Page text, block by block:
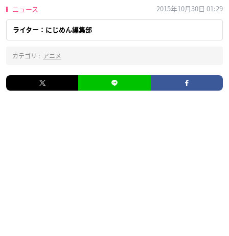
ニュース 2015年10月30日 01:29
ライター：にじめん編集部
カテゴリ : アニメ